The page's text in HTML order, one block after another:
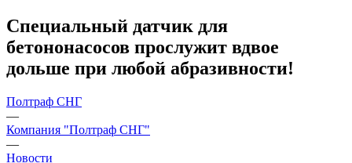
Специальный датчик для
бетононасосов прослужит вдвое
дольше при любой абразивности!
Полтраф СНГ
—
Компания "Полтраф СНГ"
—
Новости